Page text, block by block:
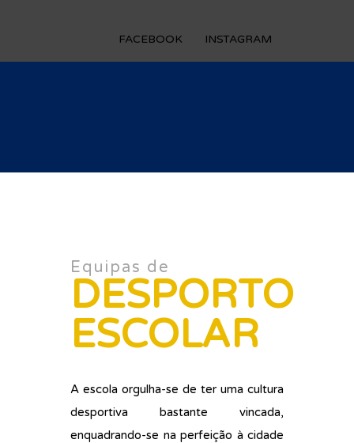
FACEBOOK INSTAGRAM
Equipas de
DESPORTO
ESCOLAR
A escola orgulha-se de ter uma cultura
desportiva bastante vincada,
enquadrando-se na perfeição à cidade